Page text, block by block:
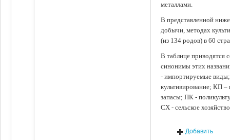
металлами.
В представленной
добычи, методах
(из 134 родов) в 60
В таблице приводятся
синонимы этих
- импортируемые
культивирование; КП
запасы; ПК -
СХ - сельское
Добавить